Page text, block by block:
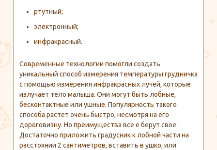
ртутный;
электронный;
инфракрасный.
Современные технологии помогли создать
уникальный способ измерения температуры грудничка
с помощью измерения инфракрасных лучей, которые
излучает тело малыша. Они могут быть лобные,
бесконтактные или ушные. Популярность такого
способа растет очень быстро, несмотря на его
дороговизну. Но преимущества все е берут свое.
Достаточно приложить градусник к лобной части на
расстоянии 2 сантиметров, вставить в ушко, или